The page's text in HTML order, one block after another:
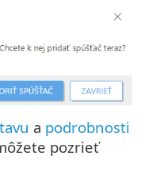
a podrobnosti
pozrieť